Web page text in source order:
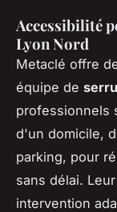
Accessibilité
Lyon Nord
Metaclé offre
équipe de
professionnels
d'un domicile,
parking, pour
sans délai.
intervention